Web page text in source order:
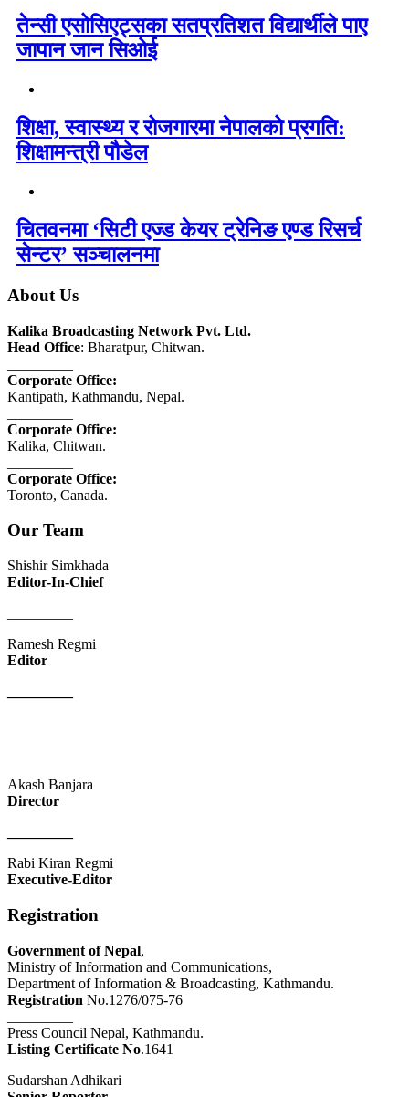
तेन्सी एसोसिएट्सका सतप्रतिशत विद्यार्थीले पाए
जापान जान सिओई
शिक्षा, स्वास्थ्य र रोजगारमा नेपालको प्रगति:
शिक्षामन्त्री पौडेल
चितवनमा ‘सिटी एज्ड केयर ट्रेनिङ एण्ड रिसर्च
सेन्टर’ सञ्चालनमा
About Us
Kalika Broadcasting Network Pvt. Ltd.
Head Office: Bharatpur, Chitwan.
Corporate Office:
Kantipath, Kathmandu, Nepal.
Corporate Office:
Kalika, Chitwan.
Corporate Office:
Toronto, Canada.
Our Team
Shishir Simkhada
Editor-In-Chief
Ramesh Regmi
Editor
Akash Banjara
Director
Rabi Kiran Regmi
Executive-Editor
Registration
Government of Nepal,
Ministry of Information and Communications,
Department of Information & Broadcasting, Kathmandu.
Registration No.1276/075-76
Press Council Nepal, Kathmandu.
Listing Certificate No.1641
Sudarshan Adhikari